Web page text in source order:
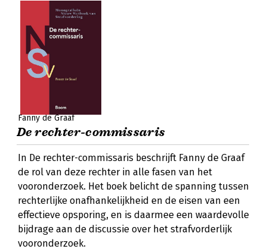
Fanny de Graaf
De rechter-commissaris
In De rechter-commissaris beschrijft Fanny de Graaf
de rol van deze rechter in alle fasen van het
vooronderzoek. Het boek belicht de spanning tussen
rechterlijke onafhankelijkheid en de eisen van een
effectieve opsporing, en is daarmee een waardevolle
bijdrage aan de discussie over het strafvorderlijk
vooronderzoek.